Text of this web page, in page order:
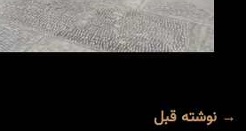
→ نوشته قبل